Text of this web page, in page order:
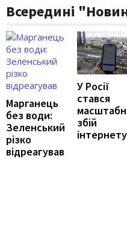
Всередині
Марганець
без води:
Зеленський
різко
відреагував
У Росії
стався
збій
інтернету